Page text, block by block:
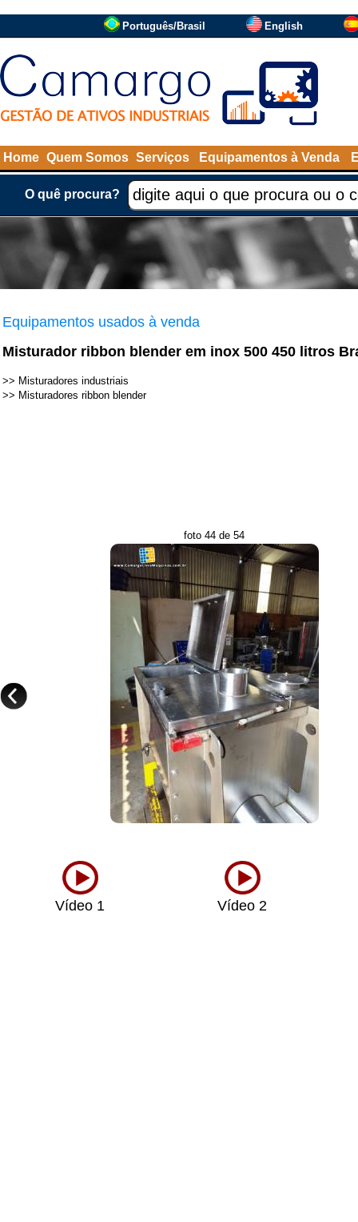
Português/Brasil English
Home Quem Somos Serviços Equipamentos à Venda
O quê procura?
Equipamentos usados à venda
Misturador ribbon blender em inox 500 450 litros
>> Misturadores industriais
>> Misturadores ribbon blender
foto 44 de 54
Vídeo 1 Vídeo 2